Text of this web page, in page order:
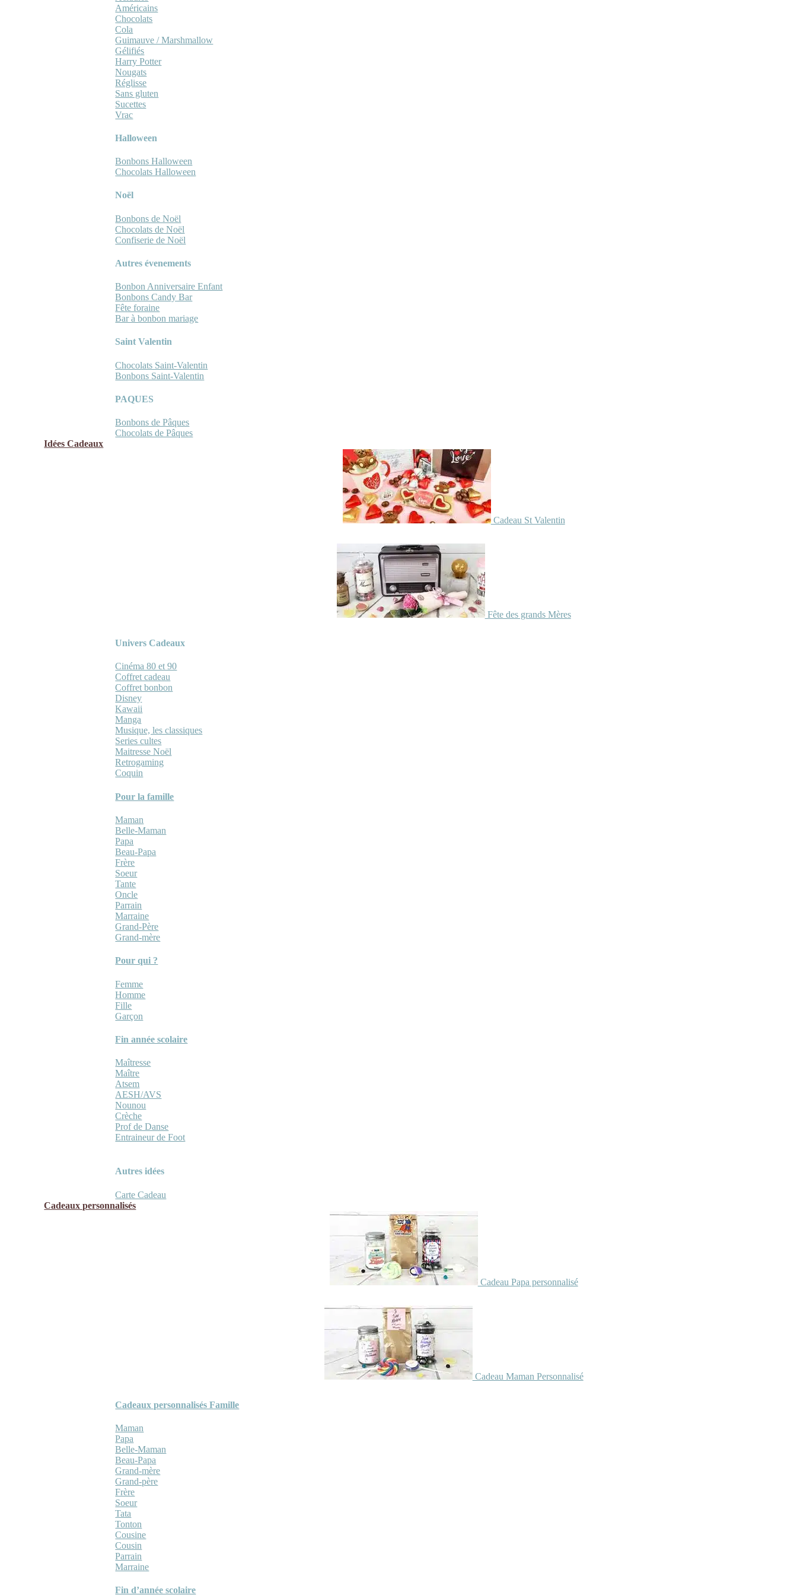
Américains
Chocolats
Cola
Guimauve / Marshmallow
Gélifiés
Harry Potter
Nougats
Réglisse
Sans gluten
Sucettes
Vrac
Halloween
Bonbons Halloween
Chocolats Halloween
Noël
Bonbons de Noël
Chocolats de Noël
Confiserie de Noël
Autres évenements
Bonbon Anniversaire Enfant
Bonbons Candy Bar
Fête foraine
Bar à bonbon mariage
Saint Valentin
Chocolats Saint-Valentin
Bonbons Saint-Valentin
PAQUES
Bonbons de Pâques
Chocolats de Pâques
Idées Cadeaux
Cadeau St Valentin
Fête des grands Mères
Univers Cadeaux
Cinéma 80 et 90
Coffret cadeau
Coffret bonbon
Disney
Kawaii
Manga
Musique, les classiques
Series cultes
Maitresse Noël
Retrogaming
Coquin
Pour la famille
Maman
Belle-Maman
Papa
Beau-Papa
Frère
Soeur
Tante
Oncle
Parrain
Marraine
Grand-Père
Grand-mère
Pour qui ?
Femme
Homme
Fille
Garçon
Fin année scolaire
Maîtresse
Maître
Atsem
AESH/AVS
Nounou
Crèche
Prof de Danse
Entraineur de Foot
Autres idées
Carte Cadeau
Cadeaux personnalisés
Cadeau Papa personnalisé
Cadeau Maman Personnalisé
Cadeaux personnalisés Famille
Maman
Papa
Belle-Maman
Beau-Papa
Grand-mère
Grand-père
Frère
Soeur
Tata
Tonton
Cousine
Cousin
Parrain
Marraine
Fin d’année scolaire